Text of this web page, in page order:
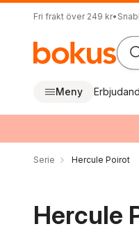
Fri frakt över 249 kr•
Meny
Serie Hercule Poirot
Hercule